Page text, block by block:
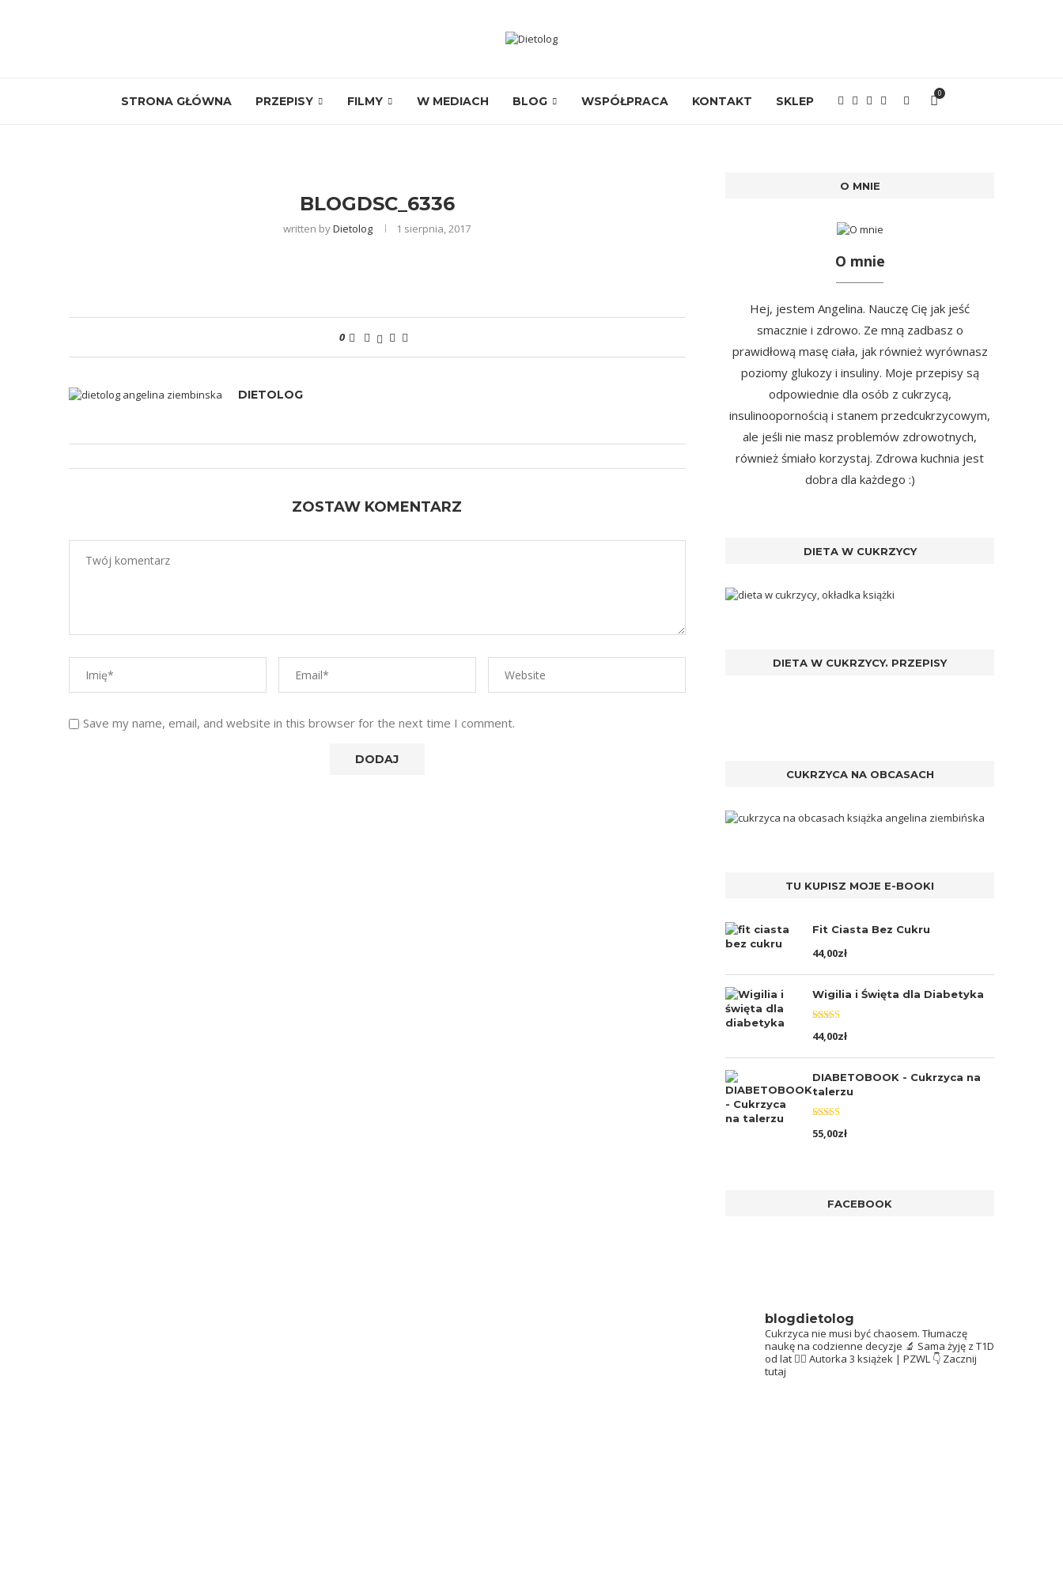
STRONA GŁÓWNA PRZEPISY FILMY W MEDIACH BLOG WSPÓŁPRACA KONTAKT SKLEP
0
BLOGDSC_6336
written byDietolog 1 sierpnia, 2017
0
DIETOLOG
ZOSTAW KOMENTARZ
Save my name, email, and website in this browser for the next time I comment.
O MNIE
O mnie
Hej, jestem Angelina. Nauczę Cię jak jeść
smacznie i zdrowo. Ze mną zadbasz o
prawidłową masę ciała, jak również wyrównasz
poziomy glukozy i insuliny. Moje przepisy są
odpowiednie dla osób z cukrzycą,
insulinoopornością i stanem przedcukrzycowym,
ale jeśli nie masz problemów zdrowotnych,
również śmiało korzystaj. Zdrowa kuchnia jest
dobra dla każdego :)
DIETA W CUKRZYCY
DIETA W CUKRZYCY. PRZEPISY
CUKRZYCA NA OBCASACH
TU KUPISZ MOJE E-BOOKI
Fit Ciasta Bez Cukru
44,00zł
Wigilia i Święta dla Diabetyka
Oceniono
5.00na 5
44,00zł
DIABETOBOOK - Cukrzyca na
talerzu
Oceniono
5.00na 5
55,00zł
FACEBOOK
blogdietolog
Cukrzyca nie musi być chaosem. Tłumaczę
naukę na codzienne decyzje 🔬 Sama żyję z T1D
od lat 👩‍⚕️ Autorka 3 książek | PZWL 👇 Zacznij
tutaj